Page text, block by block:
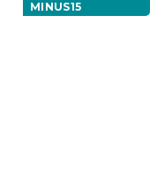
MINUS15